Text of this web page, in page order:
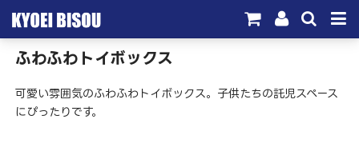
サービス
取引実績
ふわふわトイボックス
可愛い雰囲気のふわふわトイボックス。子供たちの託児スペース
にぴったりです。